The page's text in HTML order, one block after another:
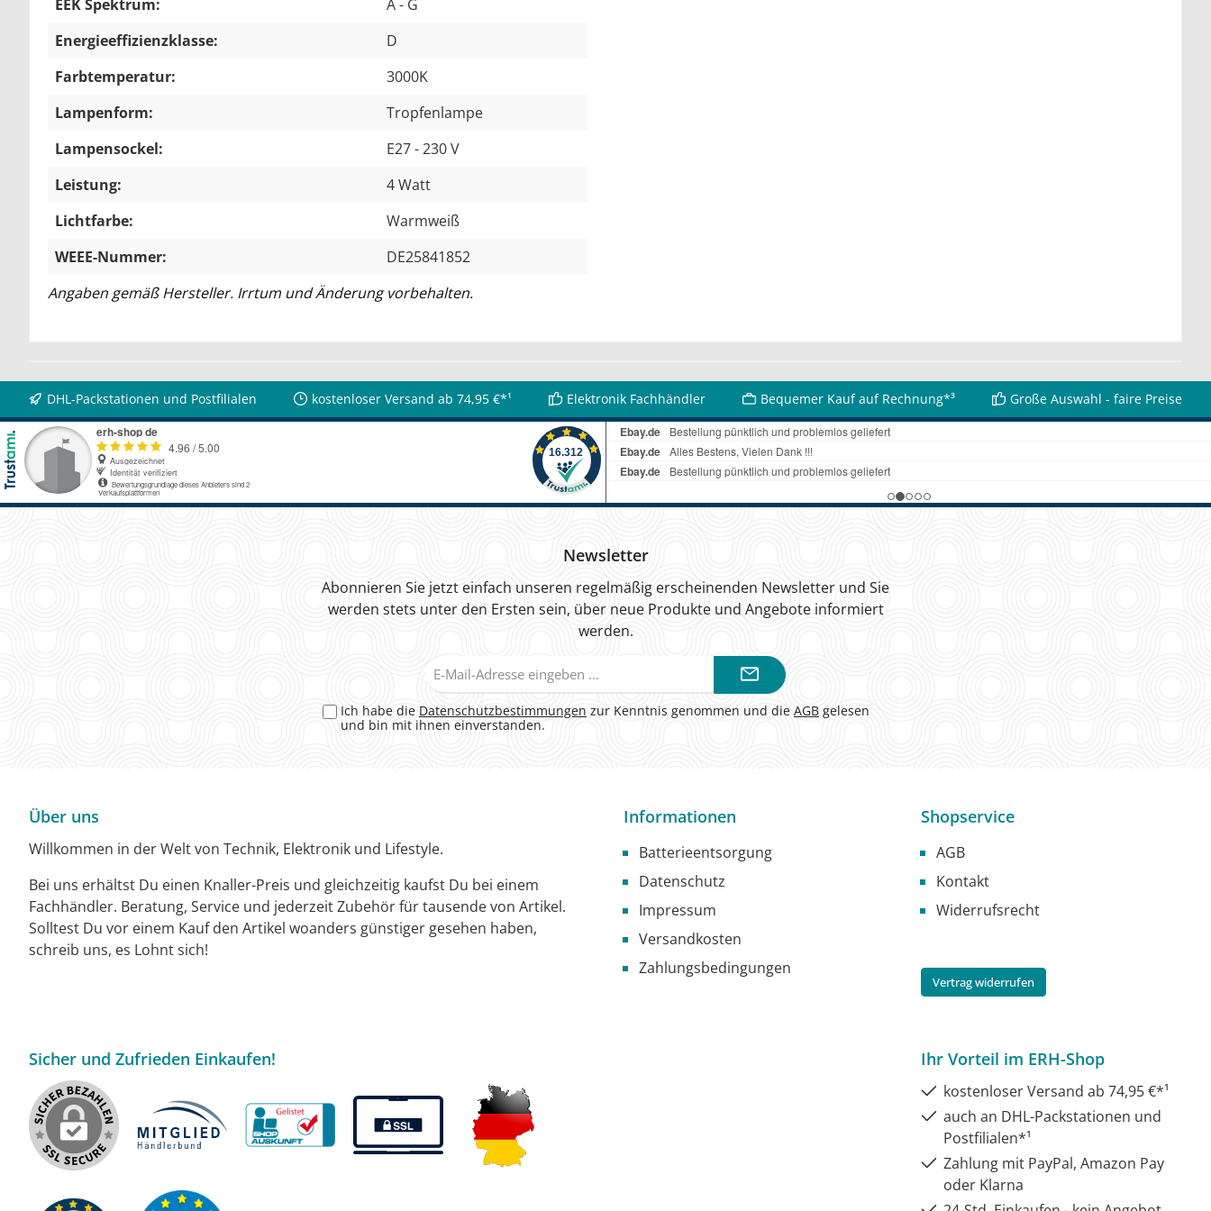
EEK Spektrum:
A - G
Energieeffizienzklasse:
D
Farbtemperatur:
3000K
Lampenform:
Tropfenlampe
Lampensockel:
E27 - 230 V
Leistung:
4 Watt
Lichtfarbe:
Warmweiß
WEEE-Nummer:
DE25841852
Angaben gemäß Hersteller. Irrtum und Änderung vorbehalten.
DHL-Packstationen und Postfilialen kostenloser Versand ab 74,95 €*¹ Elektronik Fachhändler Bequemer Kauf auf Rechnung*³ Große Auswahl - faire Preise
Newsletter
Abonnieren Sie jetzt einfach unseren regelmäßig erscheinenden Newsletter und Sie
werden stets unter den Ersten sein, über neue Produkte und Angebote informiert
werden.
Mail-
Ich habe die Datenschutzbestimmungen zur Kenntnis genommen und die AGB gelesen
und bin mit ihnen einverstanden.
Über uns
Willkommen in der Welt von Technik, Elektronik und Lifestyle.
Bei uns erhältst Du einen Knaller-Preis und gleichzeitig kaufst Du bei einem
Fachhändler. Beratung, Service und jederzeit Zubehör für tausende von Artikel.
Solltest Du vor einem Kauf den Artikel woanders günstiger gesehen haben,
schreib uns, es Lohnt sich!
Informationen
Batterieentsorgung
Datenschutz
Impressum
Versandkosten
Zahlungsbedingungen
Shopservice
AGB
Kontakt
Widerrufsrecht
Vertrag widerrufen
Sicher und Zufrieden Einkaufen! Ihr Vorteil im ERH-Shop
kostenloser Versand ab 74,95 €*¹
auch an DHL-Packstationen und
Postfilialen*¹
Zahlung mit PayPal, Amazon Pay
oder Klarna